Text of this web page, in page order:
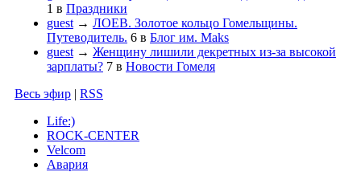
1 в Праздники
guest → ЛОЕВ. Золотое кольцо Гомельщины.
Путеводитель. 6 в Блог им. Maks
guest → Женщину лишили декретных из-за высокой
зарплаты? 7 в Новости Гомеля
Весь эфир | RSS
Life:)
ROCK-CENTER
Velcom
Авария